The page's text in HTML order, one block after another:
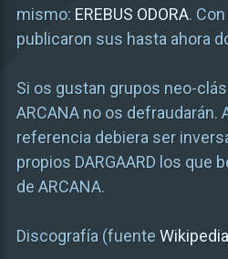
mismo: EREBUS ODORA.
publicaron sus hasta ahora
Si os gustan grupos neo-
ARCANA no os defraudarán.
referencia debiera ser
propios DARGAARD los que
de ARCANA.
Discografía (fuente Wikipedia